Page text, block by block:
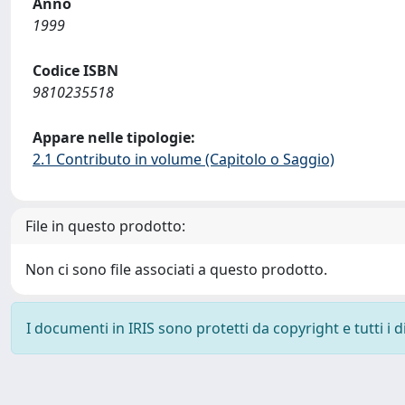
1999
Codice ISBN
9810235518
Appare nelle tipologie:
2.1 Contributo in volume (Capitolo o Saggio)
File in questo prodotto:
Non ci sono file associati a questo prodotto.
I documenti in IRIS sono protetti da copyright e tutti i